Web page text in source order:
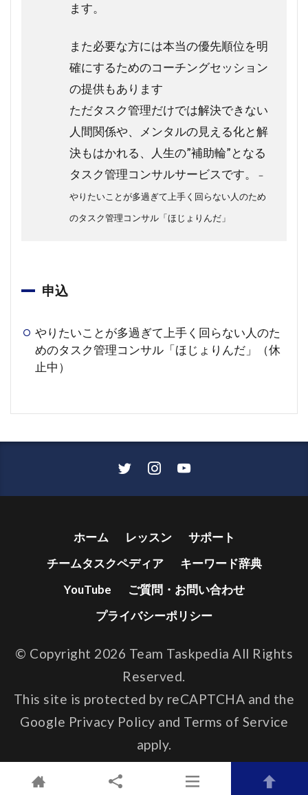
ます。
また必要な方には本当の優先順位を明
確にするためのコーチングセッション
の提供もあります
ただタスク管理だけでは解決できない
人間関係や、メンタルの見える化と解
決もはかれる、人生の”補助輪”となる
タスク管理コンサルサービスです。
－
やりたいことが多過ぎて上手く回らない人のため
のタスク管理コンサル「ほじょりんだ」
申込
やりたいことが多過ぎて上手く回らない人のた
めのタスク管理コンサル「ほじょりんだ」（休
止中）
ホーム レッスン
サポート
チームタスクペディア
キーワード辞典
YouTube
ご質問・お問い合わせ
プライバシーポリシー
© Copyright 2026 Team Taskpedia All Rights
Reserved.
This site is protected by reCAPTCHA and the
Google Privacy Policy and Terms of Service
apply.